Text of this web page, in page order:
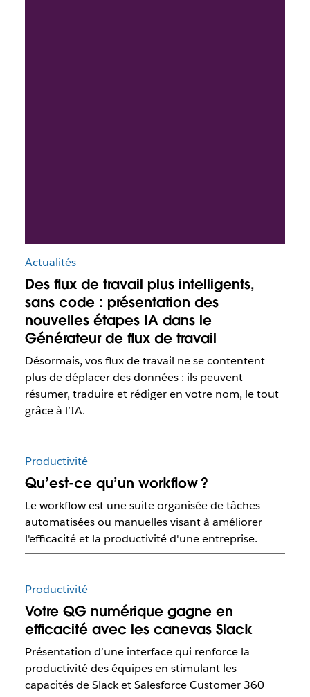
Actualités
Des flux de travail plus intelligents,
sans code : présentation des
nouvelles étapes IA dans le
Générateur de flux de travail
Désormais, vos flux de travail ne se contentent
plus de déplacer des données : ils peuvent
résumer, traduire et rédiger en votre nom, le tout
grâce à l’IA.
Productivité
Qu’est-ce qu’un workflow ?
Le workflow est une suite organisée de tâches
automatisées ou manuelles visant à améliorer
l'efficacité et la productivité d'une entreprise.
Productivité
Votre QG numérique gagne en
efficacité avec les canevas Slack
Présentation d’une interface qui renforce la
productivité des équipes en stimulant les
capacités de Slack et Salesforce Customer 360